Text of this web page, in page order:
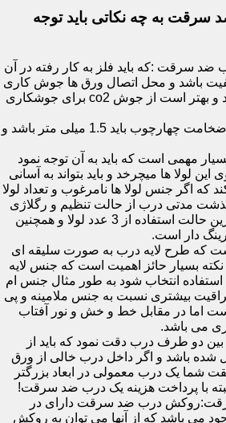
سرقت به چه نکاتی باید توجه
سرقت :که باید فلز به کار رفته در آن
باشد و محل اتصال ورق ها جوش کاری
مناسبی داشته باشند و بهتر است از جوش co2 برای جوشکاری
ضخامت چهارچوب:ضخامت چهارچوب باید 1.5 میلی متر باشد و
مهمی است که باید به آن توجه نمود
این لولا ها میچرخد و باید بتواند به آسانی
که اگر جنس لولا ها نامرغوب و تعداد لولا
مدتی درب از حالت تنظیم و رگلاژی
خارج میشود که بهترین حالت استفاده از 3 عدد لولا و همچنین
دار است.
که طرح لایه درب به صورت سلیقه ای
نکته بسیار حائز اهمیت است که جنس لایه
استفاده انتخاب شود به طور مثال جنس ام
بیشتری نسبت به جنس ملامینه و پی
اما در مقابل خط و خش و نور آفتاب
می باشد.
بین دو طرف درب دقت نمود که باید از
شده باشد و اگر داخل درب خالی از ورق
شما یک درب معمولی در ابعاد بزرگتر
با پرداخت هزینه یک درب ضد سرقت!
درب ضد سرقت دارای در
می باشد که از آنها می توان به روکش